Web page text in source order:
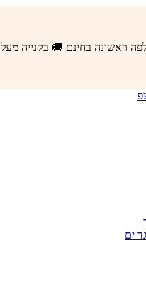
בחינם 🚚 בקנייה מעל 349 ש"ח באתר
ים